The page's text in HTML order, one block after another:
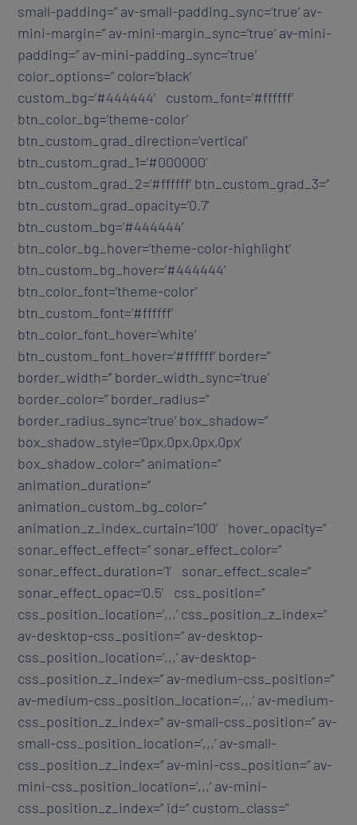
small-padding=” av-small-padding_sync=’true’ av-
mini-margin=” av-mini-margin_sync=’true’ av-mini-
padding=” av-mini-padding_sync=’true’
color_options=” color=’black’
custom_bg=’#444444′ custom_font=’#ffffff’
btn_color_bg=’theme-color’
btn_custom_grad_direction=’vertical’
btn_custom_grad_1=’#000000′
btn_custom_grad_2=’#ffffff’ btn_custom_grad_3=”
btn_custom_grad_opacity=’0.7′
btn_custom_bg=’#444444′
btn_color_bg_hover=’theme-color-highlight’
btn_custom_bg_hover=’#444444′
btn_color_font=’theme-color’
btn_custom_font=’#ffffff’
btn_color_font_hover=’white’
btn_custom_font_hover=’#ffffff’ border=”
border_width=” border_width_sync=’true’
border_color=” border_radius=”
border_radius_sync=’true’ box_shadow=”
box_shadow_style=’0px,0px,0px,0px’
box_shadow_color=” animation=”
animation_duration=”
animation_custom_bg_color=”
animation_z_index_curtain=’100′ hover_opacity=”
sonar_effect_effect=” sonar_effect_color=”
sonar_effect_duration=’1′ sonar_effect_scale=”
sonar_effect_opac=’0.5′ css_position=”
css_position_location=’,,,’ css_position_z_index=”
av-desktop-css_position=” av-desktop-
css_position_location=’,,,’ av-desktop-
css_position_z_index=” av-medium-css_position=”
av-medium-css_position_location=’,,,’ av-medium-
css_position_z_index=” av-small-css_position=” av-
small-css_position_location=’,,,’ av-small-
css_position_z_index=” av-mini-css_position=” av-
mini-css_position_location=’,,,’ av-mini-
css_position_z_index=” id=” custom_class=”